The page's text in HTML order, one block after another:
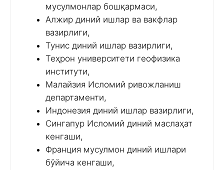
мусулмонлар бошқармаси,
Алжир диний ишлар ва вакфлар
вазирлиги,
Тунис диний ишлар вазирлиги,
Теҳрон университети геофизика
институти,
Малайзия Исломий ривожланиш
департаменти,
Индонезия диний ишлар вазирлиги,
Сингапур Исломий диний маслаҳат
кенгаши,
Франция мусулмон диний ишлари
бўйича кенгаши,